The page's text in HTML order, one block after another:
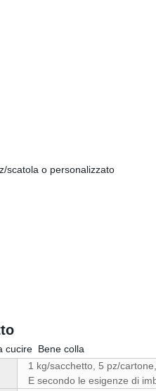
scatola o personalizzato
cucire Bene colla
1 kg/sacchetto, 5 pz/
E secondo le esigenze di